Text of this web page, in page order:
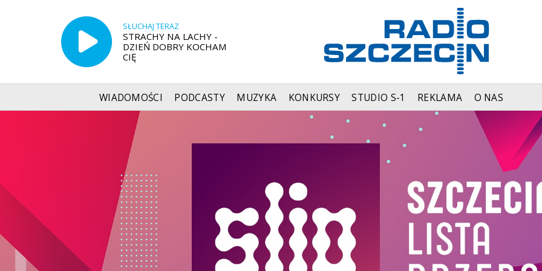
SŁUCHAJ TERAZ
STRACHY NA LACHY -
DZIEŃ DOBRY KOCHAM
CIĘ
WIADOMOŚCI PODCASTY MUZYKA KONKURSY STUDIO S-1 REKLAMA O NAS